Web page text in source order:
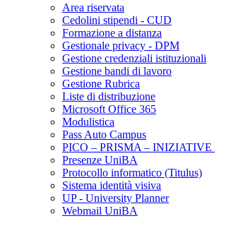
Area riservata
Cedolini stipendi - CUD
Formazione a distanza
Gestionale privacy - DPM
Gestione credenziali istituzionali
Gestione bandi di lavoro
Gestione Rubrica
Liste di distribuzione
Microsoft Office 365
Modulistica
Pass Auto Campus
PICO – PRISMA – INIZIATIVE
Presenze UniBA
Protocollo informatico (Titulus)
Sistema identità visiva
UP - University Planner
Webmail UniBA